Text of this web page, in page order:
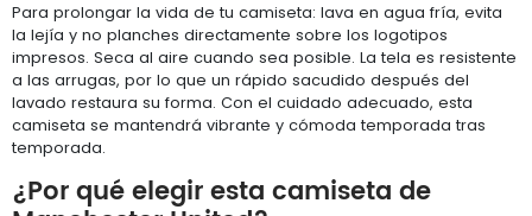
Para prolongar la vida de tu camiseta: lava en agua fría, evita
la lejía y no planches directamente sobre los logotipos
impresos. Seca al aire cuando sea posible. La tela es resistente
a las arrugas, por lo que un rápido sacudido después del
lavado restaura su forma. Con el cuidado adecuado, esta
camiseta se mantendrá vibrante y cómoda temporada tras
temporada.
¿Por qué elegir esta camiseta de